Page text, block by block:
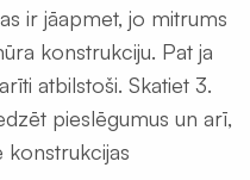
ir jāapmet, jo mitrums
konstrukciju. Pat ja
atbilstoši. Skatiet 3.
pieslēgumus un arī,
konstrukcijas